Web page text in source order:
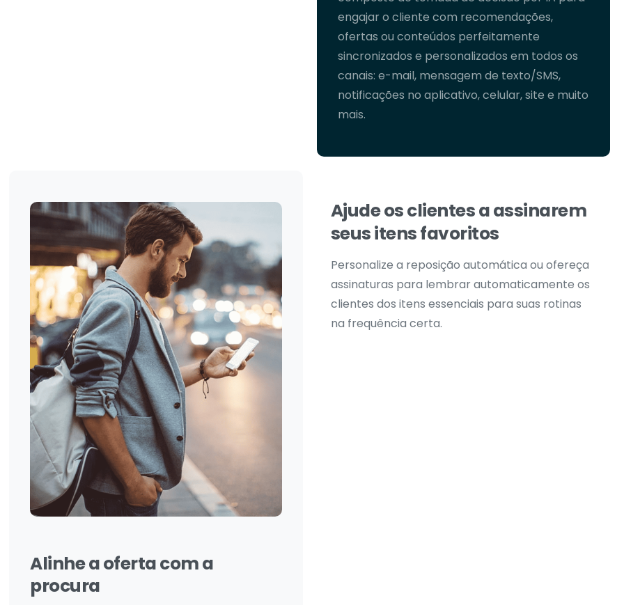
engajar o cliente com recomendações,
ofertas ou conteúdos perfeitamente
sincronizados e personalizados em todos os
canais: e-mail, mensagem de texto/SMS,
notificações no aplicativo, celular, site e muito
mais.
Alinheaofertacoma
procura
Ajudeosclientesaassinarem
seusitensfavoritos
Personalize a reposição automática ou ofereça
assinaturas para lembrar automaticamente os
clientes dos itens essenciais para suas rotinas
na frequência certa.